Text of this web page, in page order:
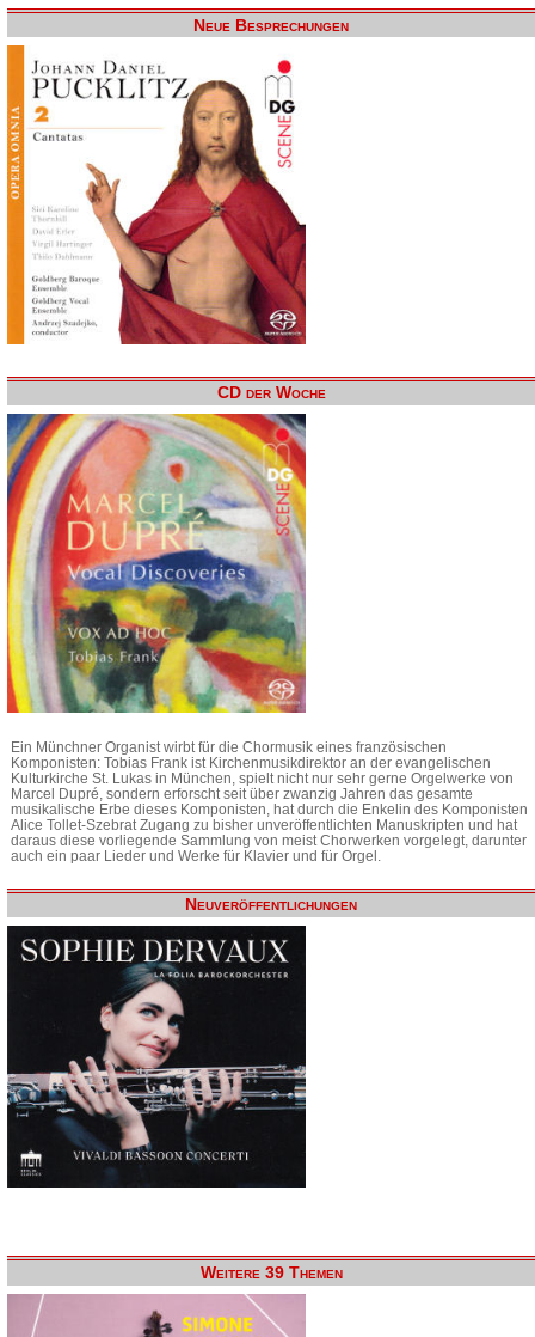
Neue Besprechungen
CD der Woche
Ein Münchner Organist wirbt für die Chormusik eines französischen
Komponisten: Tobias Frank ist Kirchenmusikdirektor an der evangelischen
Kulturkirche St. Lukas in München, spielt nicht nur sehr gerne Orgelwerke von
Marcel Dupré, sondern erforscht seit über zwanzig Jahren das gesamte
musikalische Erbe dieses Komponisten, hat durch die Enkelin des Komponisten
Alice Tollet-Szebrat Zugang zu bisher unveröffentlichten Manuskripten und hat
daraus diese vorliegende Sammlung von meist Chorwerken vorgelegt, darunter
auch ein paar Lieder und Werke für Klavier und für Orgel.
Neuveröffentlichungen
Weitere 39 Themen